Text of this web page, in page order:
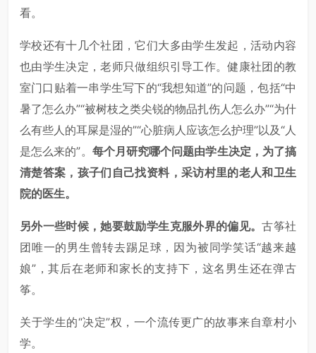
看。
学校还有十几个社团，它们大多由学生发起，活动内容
也由学生决定，老师只做组织引导工作。健康社团的教
室门口贴着一串学生写下的“我想知道”的问题，包括“中
暑了怎么办”“被树枝之类尖锐的物品扎伤人怎么办”“为什
么有些人的耳屎是湿的”“心脏病人应该怎么护理”以及“人
是怎么来的”。 每个月研究哪个问题由学生决定，为了搞
清楚答案，孩子们自己找资料，采访村里的老人和卫生
院的医生。
另外一些时候，她要鼓励学生克服外界的偏见。古筝社
团唯一的男生曾转去踢足球，因为被同学笑话“越来越
娘”，其后在老师和家长的支持下，这名男生还在弹古
筝。
关于学生的“决定”权，一个流传更广的故事来自章村小
学。